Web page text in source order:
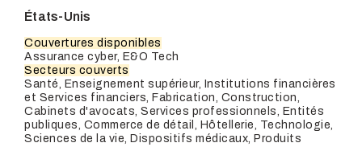
États-Unis
Couvertures disponibles
Assurance cyber, E&O Tech
Secteurs couverts
Santé, Enseignement supérieur, Institutions financières
et Services financiers, Fabrication, Construction,
Cabinets d'avocats, Services professionnels, Entités
publiques, Commerce de détail, Hôtellerie, Technologie,
Sciences de la vie, Dispositifs médicaux, Produits